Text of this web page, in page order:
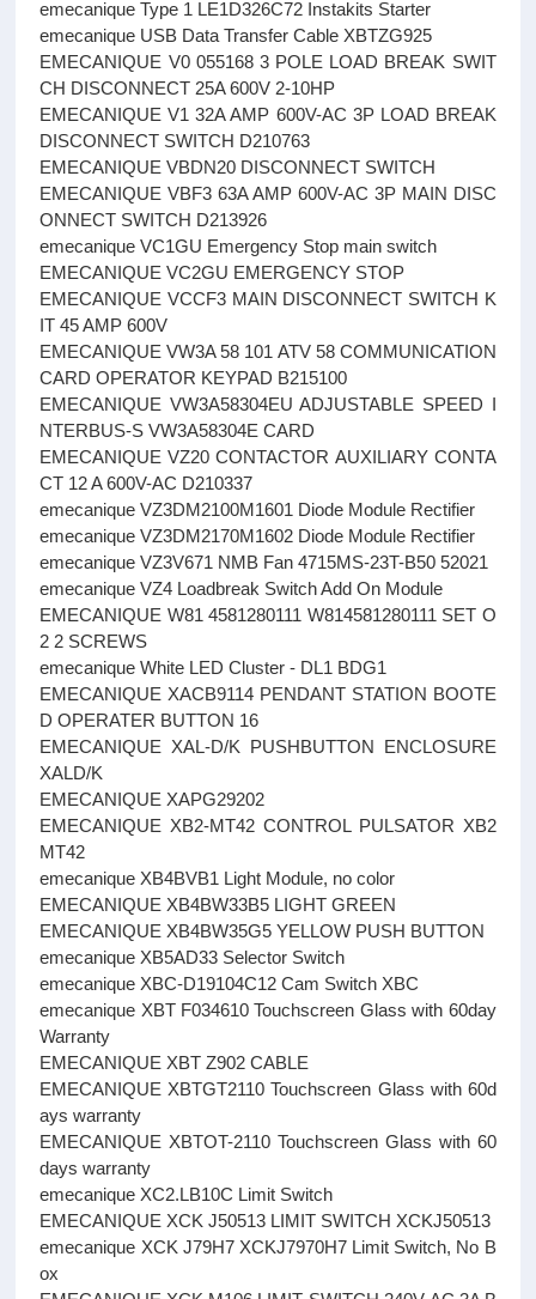
emecanique Type 1 LE1D326C72 Instakits Starter
emecanique USB Data Transfer Cable XBTZG925
EMECANIQUE V0 055168 3 POLE LOAD BREAK SWIT
CH DISCONNECT 25A 600V 2-10HP
EMECANIQUE V1 32A AMP 600V-AC 3P LOAD BREAK
DISCONNECT SWITCH D210763
EMECANIQUE VBDN20 DISCONNECT SWITCH
EMECANIQUE VBF3 63A AMP 600V-AC 3P MAIN DISC
ONNECT SWITCH D213926
emecanique VC1GU Emergency Stop main switch
EMECANIQUE VC2GU EMERGENCY STOP
EMECANIQUE VCCF3 MAIN DISCONNECT SWITCH K
IT 45 AMP 600V
EMECANIQUE VW3A 58 101 ATV 58 COMMUNICATION
CARD OPERATOR KEYPAD B215100
EMECANIQUE VW3A58304EU ADJUSTABLE SPEED I
NTERBUS-S VW3A58304E CARD
EMECANIQUE VZ20 CONTACTOR AUXILIARY CONTA
CT 12 A 600V-AC D210337
emecanique VZ3DM2100M1601 Diode Module Rectifier
emecanique VZ3DM2170M1602 Diode Module Rectifier
emecanique VZ3V671 NMB Fan 4715MS-23T-B50 52021
emecanique VZ4 Loadbreak Switch Add On Module
EMECANIQUE W81 4581280111 W814581280111 SET O
2 2 SCREWS
emecanique White LED Cluster - DL1 BDG1
EMECANIQUE XACB9114 PENDANT STATION BOOTE
D OPERATER BUTTON 16
EMECANIQUE XAL-D/K PUSHBUTTON ENCLOSURE
XALD/K
EMECANIQUE XAPG29202
EMECANIQUE XB2-MT42 CONTROL PULSATOR XB2
MT42
emecanique XB4BVB1 Light Module, no color
EMECANIQUE XB4BW33B5 LIGHT GREEN
EMECANIQUE XB4BW35G5 YELLOW PUSH BUTTON
emecanique XB5AD33 Selector Switch
emecanique XBC-D19104C12 Cam Switch XBC
emecanique XBT F034610 Touchscreen Glass with 60day
Warranty
EMECANIQUE XBT Z902 CABLE
EMECANIQUE XBTGT2110 Touchscreen Glass with 60d
ays warranty
EMECANIQUE XBTOT-2110 Touchscreen Glass with 60
days warranty
emecanique XC2.LB10C Limit Switch
EMECANIQUE XCK J50513 LIMIT SWITCH XCKJ50513
emecanique XCK J79H7 XCKJ7970H7 Limit Switch, No B
ox